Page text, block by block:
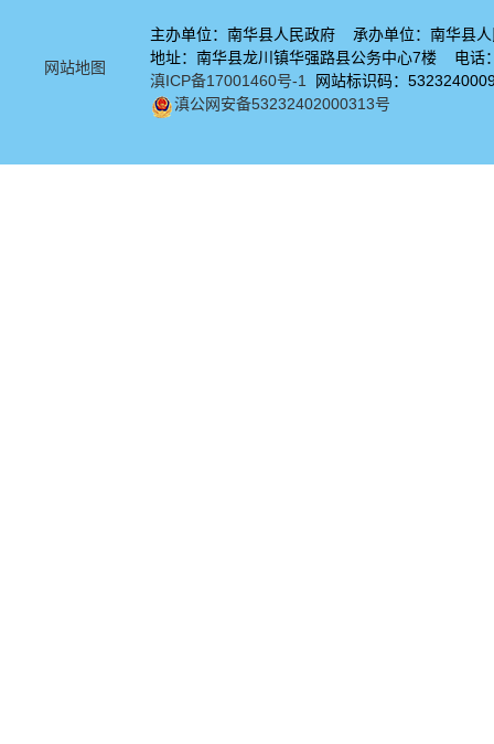
网站地图
主办单位：南华县人民政府 承办单位：南华县人
地址：南华县龙川镇华强路县公务中心7楼 电
滇ICP备17001460号-1
网站标识码：
滇公网安备53232402000313号